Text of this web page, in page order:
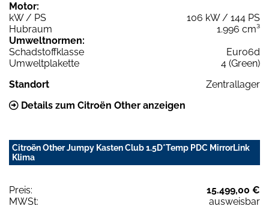
Motor:
kW / PS
106 kW / 144 PS
Hubraum
1.996 cm³
Umweltnormen:
Schadstoffklasse
Euro6d
Umweltplakette
4 (Green)
Standort
Zentrallager
Details zum Citroën Other anzeigen
Citroën Other Jumpy Kasten Club 1.5D*Temp PDC MirrorLink
Klima
Preis:
15.499,00 €
MWSt:
ausweisbar